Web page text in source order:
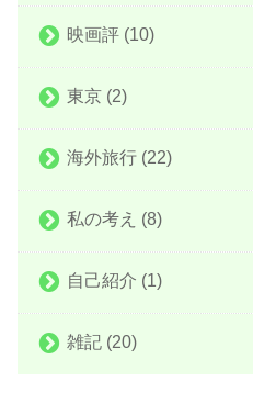
映画評 (10)
東京 (2)
海外旅行 (22)
私の考え (8)
自己紹介 (1)
雑記 (20)